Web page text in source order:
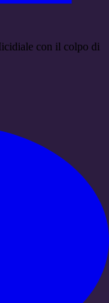
con il colpo di